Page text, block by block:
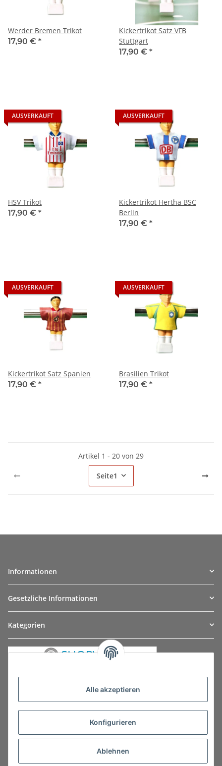
Werder Bremen Trikot
17,90 € *
Kickertrikot Satz VFB
Stuttgart
17,90 € *
AUSVERKAUFT
HSV Trikot
17,90 € *
AUSVERKAUFT
Kickertrikot Hertha BSC
Berlin
17,90 € *
AUSVERKAUFT
Kickertrikot Satz Spanien
17,90 € *
AUSVERKAUFT
Brasilien Trikot
17,90 € *
Artikel 1 - 20 von 29
Seite1
Informationen
Gesetzliche Informationen
Kategorien
Alle akzeptieren
Konfigurieren
Ablehnen